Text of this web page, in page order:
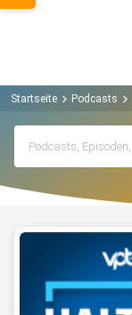
Startseite Podcasts